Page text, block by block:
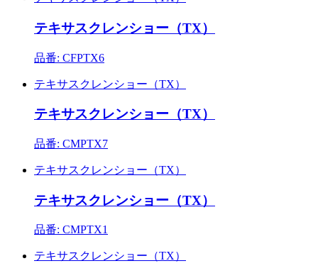
テキサスクレンショー（TX）
品番: CFPTX6
テキサスクレンショー（TX）
テキサスクレンショー（TX）
品番: CMPTX7
テキサスクレンショー（TX）
テキサスクレンショー（TX）
品番: CMPTX1
テキサスクレンショー（TX）